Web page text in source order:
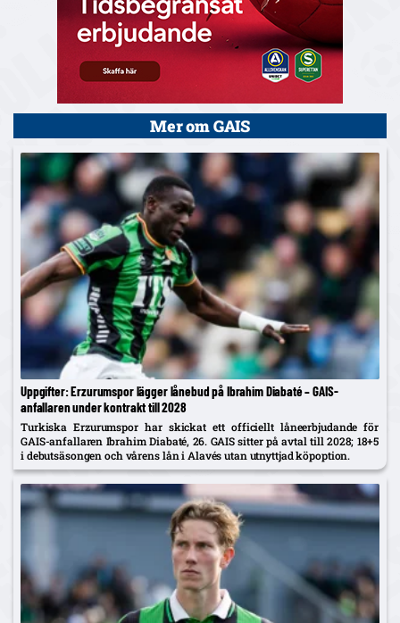
Mer om GAIS
Uppgifter: Erzurumspor lägger lånebud på Ibrahim Diabaté – GAIS-
anfallaren under kontrakt till 2028
Turkiska Erzurumspor har skickat ett officiellt låneerbjudande för
GAIS-anfallaren Ibrahim Diabaté, 26. GAIS sitter på avtal till 2028; 18+5
i debutsäsongen och vårens lån i Alavés utan utnyttjad köpoption.